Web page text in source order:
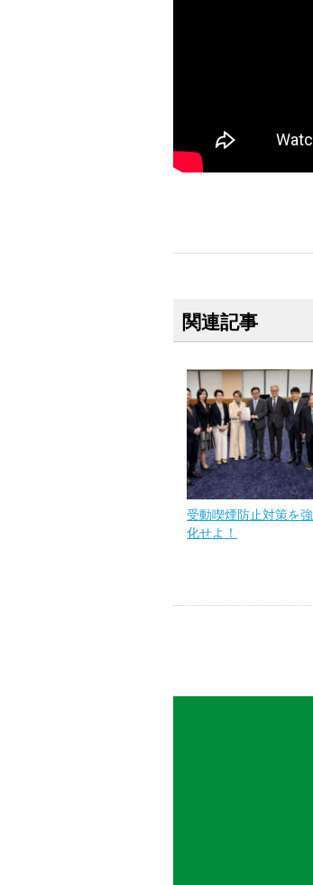
関連記事
受動喫煙防止対策を強
化せよ！